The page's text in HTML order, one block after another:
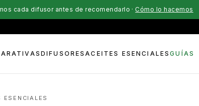
cada difusor antes de recomendarlo · Cómo lo hacemos
DIFUSORESACEITES ESENCIALESGUÍAS
ESENCIALES